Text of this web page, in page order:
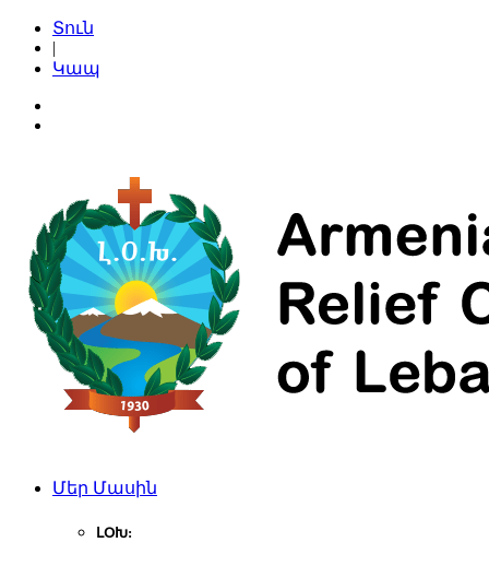
Տուն
|
Կապ
Մեր Մասին
ԼՕԽ: